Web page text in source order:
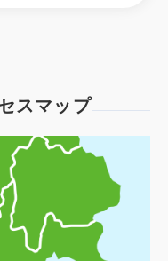
スマップ